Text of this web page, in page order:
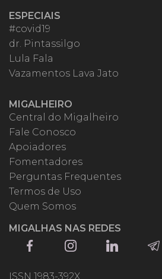
ESPECIAIS
#covid19
dr. Pintassilgo
Lula Fala
Vazamentos Lava Jato
MIGALHEIRO
Central do Migalheiro
Fale Conosco
Apoiadores
Fomentadores
Perguntas Frequentes
Termos de Uso
Quem Somos
MIGALHAS NAS REDES
ISSN 1983-392X